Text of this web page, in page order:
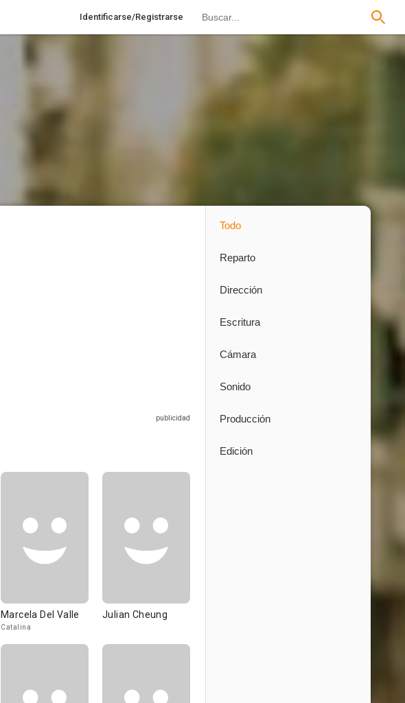
Identificarse/Registrarse
Marcela Del Valle
Catalina
Julian Cheung
Todo
Reparto
Dirección
Escritura
Cámara
Sonido
Producción
Edición